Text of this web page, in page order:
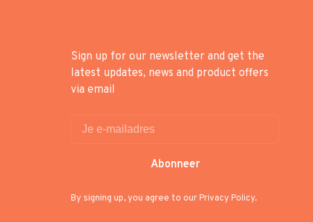
Sign up for our newsletter and get the
latest updates, news and product offers
via email
Abonneer
By signing up, you agree to our Privacy Policy.